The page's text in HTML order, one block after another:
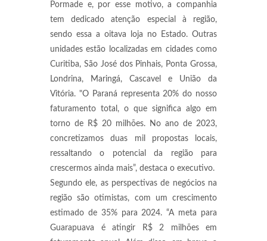
Pormade e, por esse motivo, a companhia
tem dedicado atenção especial à região,
sendo essa a oitava loja no Estado. Outras
unidades estão localizadas em cidades como
Curitiba, São José dos Pinhais, Ponta Grossa,
Londrina, Maringá, Cascavel e União da
Vitória. "O Paraná representa 20% do nosso
faturamento total, o que significa algo em
torno de R$ 20 milhões. No ano de 2023,
concretizamos duas mil propostas locais,
ressaltando o potencial da região para
crescermos ainda mais”, destaca o executivo.
Segundo ele, as perspectivas de negócios na
região são otimistas, com um crescimento
estimado de 35% para 2024. “A meta para
Guarapuava é atingir R$ 2 milhões em